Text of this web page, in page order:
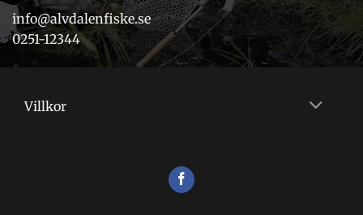
info@alvdalenfiske.se
0251-12344
Villkor